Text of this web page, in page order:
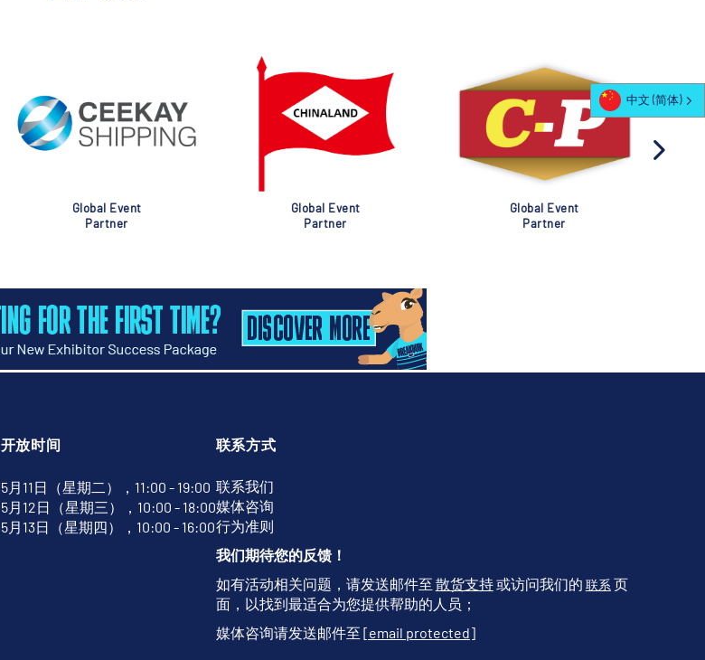
Global Event
Partner
Global Event
Partner
Global Event
Partner
开放时间
5月11日（星期二），11:00 - 19:00
5月12日（星期三），10:00 - 18:00
5月13日（星期四），10:00 - 16:00
联系方式
联系我们
媒体咨询
行为准则
我们期待您的反馈！
如有活动相关问题，请发送邮件至 散货支持或访问我们的 联系 页
面，以找到最适合为您提供帮助的人员；
媒体咨询请发送邮件至 [email protected]
中文 (简体)